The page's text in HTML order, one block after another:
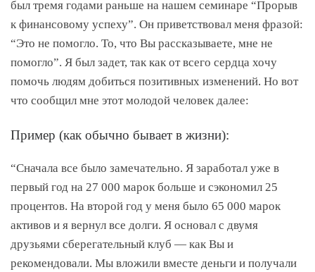
был тремя годами раньше на нашем семинаре “Прорыв
к финансовому успеху”. Он приветствовал меня фразой:
“Это не помогло. То, что Вы рассказываете, мне не
помогло”. Я был задет, так как от всего сердца хочу
помочь людям добиться позитивных изменений. Но вот
что сообщил мне этот молодой человек далее:
Пример (как обычно бывает в жизни):
“Сначала все было замечательно. Я заработал уже в
первый год на 27 000 марок больше и сэкономил 25
процентов. На второй год у меня было 65 000 марок
активов и я вернул все долги. Я основал с двумя
друзьями сберегательный клуб — как Вы и
рекомендовали. Мы вложили вместе деньги и получали